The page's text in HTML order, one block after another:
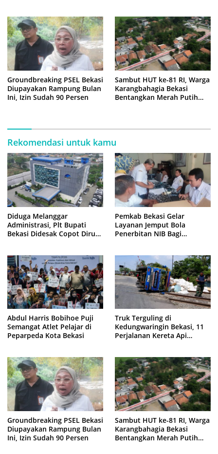
Groundbreaking PSEL Bekasi
Diupayakan Rampung Bulan
Ini, Izin Sudah 90 Persen
Sambut HUT ke-81 RI, Warga
Karangbahagia Bekasi
Bentangkan Merah Putih
Rekomendasi untuk kamu
Diduga Melanggar
Administrasi, Plt Bupati
Bekasi Didesak Copot Dirum
Pemkab Bekasi Gelar
Layanan Jemput Bola
Penerbitan NIB Bagi
Abdul Harris Bobihoe Puji
Semangat Atlet Pelajar di
Peparpeda Kota Bekasi
Truk Terguling di
Kedungwaringin Bekasi, 11
Perjalanan Kereta Api
Groundbreaking PSEL Bekasi
Diupayakan Rampung Bulan
Ini, Izin Sudah 90 Persen
Sambut HUT ke-81 RI, Warga
Karangbahagia Bekasi
Bentangkan Merah Putih